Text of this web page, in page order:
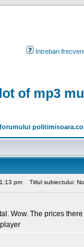
Intrebari
of mp3
pm Titlul subiectului:
Wow. The prices